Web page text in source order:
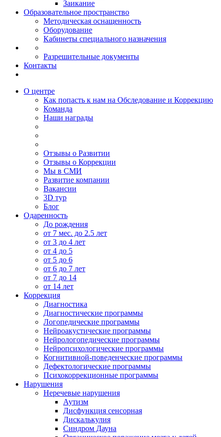
Заикание
Образовательное пространство
Методическая оснащенность
Оборудование
Кабинеты специального назначения
Разрешительные документы
Контакты
О центре
Как попасть к нам на Обследование и Коррекцию
Команда
Наши награды
Отзывы о Развитии
Отзывы о Коррекции
Мы в СМИ
Развитие компании
Вакансии
3D тур
Блог
Одаренность
До рождения
от 7 мес. до 2.5 лет
от 3 до 4 лет
от 4 до 5
от 5 до 6
от 6 до 7 лет
от 7 до 14
от 14 лет
Коррекция
Диагностика
Диагностические программы
Логопедические программы
Нейроакустические программы
Нейрологопедические программы
Нейропсихологические программы
Когнитивной-поведенческие программы
Дефектологические программы
Психокоррекционные программы
Нарушения
Неречевые нарушения
Аутизм
Дисфункция сенсорная
Дискалькулия
Синдром Дауна